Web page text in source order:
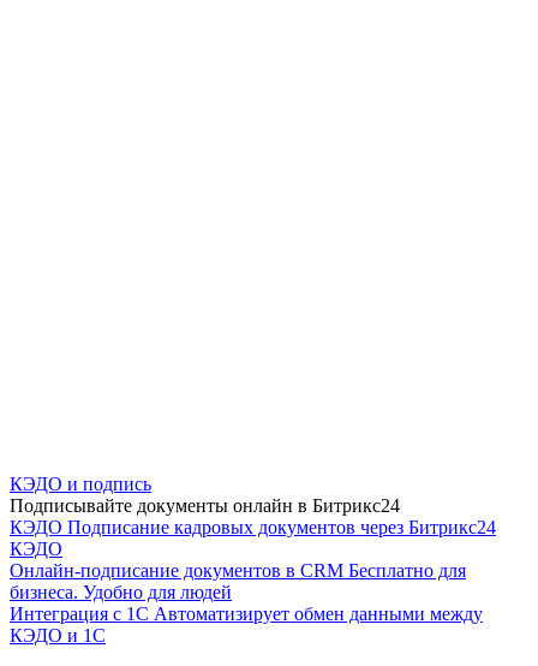
КЭДО и подпись
Подписывайте документы онлайн в Битрикс24
КЭДО Подписание кадровых документов через Битрикс24
КЭДО
Онлайн-подписание документов в CRM Бесплатно для
бизнеса. Удобно для людей
Интеграция с 1С Автоматизирует обмен данными между
КЭДО и 1С